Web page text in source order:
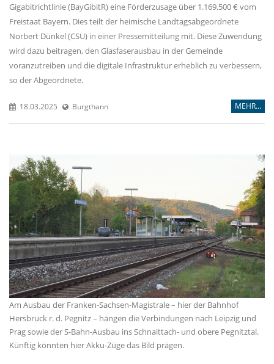
Gigabitrichtlinie (BayGibitR) eine Förderzusage über 1.169.500 € vom
Freistaat Bayern. Dies teilt der heimische Landtagsabgeordnete
Norbert Dünkel (CSU) in einer Pressemitteilung mit. Diese Zuwendung
wird dazu beitragen, den Glasfaserausbau in der Gemeinde
voranzutreiben und die digitale Infrastruktur erheblich zu verbessern,
so der Abgeordnete.
18.03.2025 Burgthann MEHR...
Am Ausbau der Franken-Sachsen-Magistrale – hier der Bahnhof
Hersbruck r. d. Pegnitz – hängen die Verbindungen nach Leipzig und
Prag sowie der S-Bahn-Ausbau ins Schnaittach- und obere Pegnitztal.
Künftig könnten hier Akku-Züge das Bild prägen.